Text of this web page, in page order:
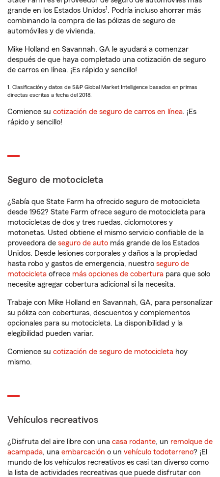
grande en los Estados Unidos1. Podría incluso ahorrar más
combinando la compra de las pólizas de seguro de
automóviles y de vivienda.
Mike Holland en Savannah, GA le ayudará a comenzar
después de que haya completado una cotización de seguro
de carros en línea. ¡Es rápido y sencillo!
1. Clasificación y datos de S&P Global Market Intelligence basados en primas
directas escritas a fecha del 2018.
Comience su cotización de seguro de carros en línea. ¡Es
rápido y sencillo!
Seguro de motocicleta
¿Sabía que State Farm ha ofrecido seguro de motocicleta
desde 1962? State Farm ofrece seguro de motocicleta para
motocicletas de dos y tres ruedas, ciclomotores y
motonetas. Usted obtiene el mismo servicio confiable de la
proveedora de seguro de auto más grande de los Estados
Unidos. Desde lesiones corporales y daños a la propiedad
hasta robo y gastos de emergencia, nuestro seguro de
motocicleta ofrece más opciones de cobertura para que solo
necesite agregar cobertura adicional si la necesita.
Trabaje con Mike Holland en Savannah, GA, para personalizar
su póliza con coberturas, descuentos y complementos
opcionales para su motocicleta. La disponibilidad y la
elegibilidad pueden variar.
Comience su cotización de seguro de motocicleta hoy
mismo.
Vehículos recreativos
¿Disfruta del aire libre con una casa rodante, un remolque de
acampada, una embarcación o un vehículo todoterreno? ¡El
mundo de los vehículos recreativos es casi tan diverso como
la lista de actividades recreativas que puede disfrutar con